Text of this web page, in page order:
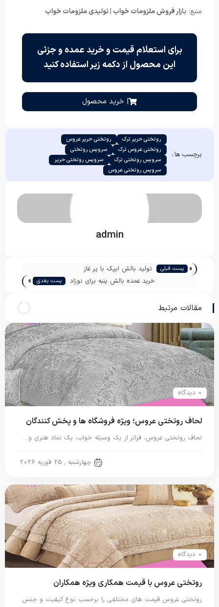
منبع: بازار فروش ملزومات خواب | تولیدی ملزومات خواب
برای استعلام قیمت و خرید عمده و جزئی
این محصول از دکمه زیر استفاده کنید
| خرید محصول
برچسب ها :
روتختی حریر ترک
روتختی حریر عروس
روتختی عروس ترک
سرویس روتختی
سرویس روتختی ترک
سرویس روتختی حریر
سرویس روتختی عروس
admin
« پست قبلی
تولید بالش ایپک با پر غاز
خرید عمده بالش پنبه برای نوزاد
پست بعدی »
مقالات مرتبط
0 دیدگاه
لحاف روتختی عروس؛ ویژه فروشگاه ها و پخش کنندگان
لحاف روتختی عروس، فراتر از یک وسیله خواب، یک نماد هنری و…
چهارشنبه , 25 فوریه 2026
0 دیدگاه
روتختی عروس با قیمت همکاری ویژه همکاران
روتختی عروس قیمت های مختلفی را برحسب نوع کیفیت و جنس